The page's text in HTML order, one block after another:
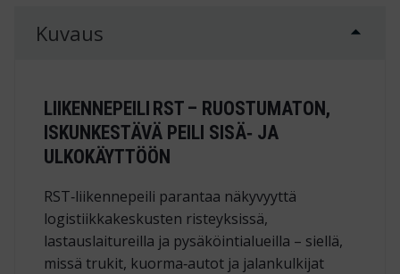
Kuvaus
LIIKENNEPEILI RST – RUOSTUMATON,
ISKUNKESTÄVÄ PEILI SISÄ‑ JA
ULKOKÄYTTÖÖN
RST‑liikennepeili parantaa näkyvyyttä
logistiikkakeskusten risteyksissä,
lastauslaitureilla ja pysäköintialueilla – siellä,
missä trukit, kuorma‑autot ja jalankulkijat